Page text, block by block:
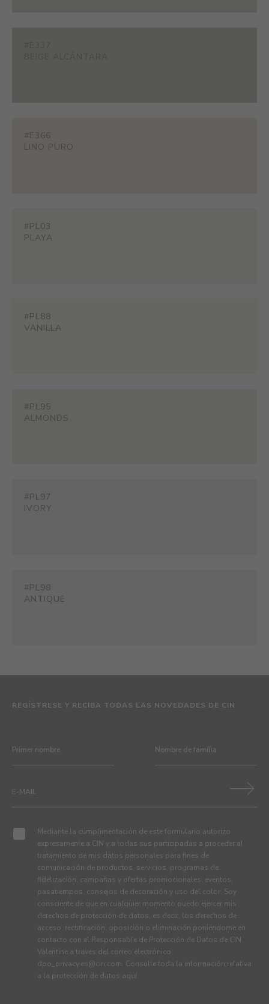
#E366
LINO PURO
#PL03
PLAYA
#PL88
VANILLA
#PL95
ALMONDS
#PL97
IVORY
#PL98
ANTIQUE
REGÍSTRESE Y RECIBA TODAS LAS NOVEDADES DE CIN
Mediante la cumplimentación de este formulario autorizo
expresamente a CIN y a todas sus participadas a proceder al
tratamiento de mis datos personales para fines de
comunicación de productos, servicios, programas de
fidelización, campañas y ofertas promocionales, eventos,
pasatiempos, consejos de decoración y uso del color. Soy
consciente de que en cualquier momento puedo ejercer mis
derechos de protección de datos, es decir, los derechos de
acceso, rectificación, oposición o eliminación poniéndome en
contacto con el Responsable de Protección de Datos de CIN
Valentine a través del correo electrónico
dpo_privacy.es@cin.com. Consulte toda la información relativa
a la protección de datos aquí.